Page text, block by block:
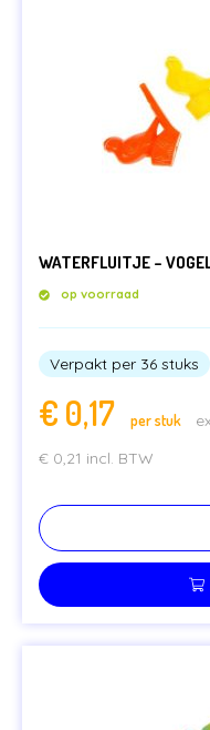
WATERFLUITJE –
op voorraad
Verpakt per 36 stuks
€ 0,17 per stuk
€ 0,21 incl. BTW